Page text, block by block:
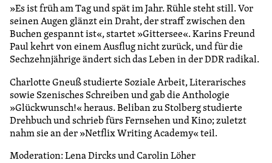
»Es ist früh am Tag und spät im Jahr. Rühle steht still. Vor
seinen Augen glänzt ein Draht, der straff zwischen den
Buchen gespannt ist«, startet »Gittersee«. Karins Freund
Paul kehrt von einem Ausflug nicht zurück, und für die
Sechzehnjährige ändert sich das Leben in der DDR radikal.
Charlotte Gneuß studierte Soziale Arbeit, Literarisches
sowie Szenisches Schreiben und gab die Anthologie
»Glückwunsch!« heraus. Beliban zu Stolberg studierte
Drehbuch und schrieb fürs Fernsehen und Kino; zuletzt
nahm sie an der »Netflix Writing Academy« teil.
Moderation: Lena Dircks und Carolin Löher